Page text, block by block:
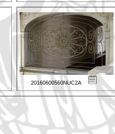
20160600560NUC2A